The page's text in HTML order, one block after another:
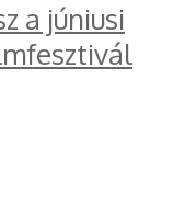
a júniusi